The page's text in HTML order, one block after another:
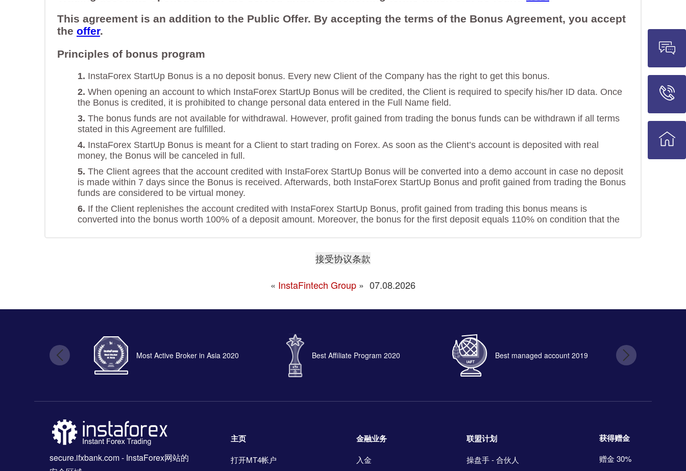
« InstaFintech Group » 07.08.2026
Most Active Broker in Asia 2020 Best Affiliate Program 2020 Best managed account 2019
secure.ifxbank.com- InstaForex网站的
主页
打开MT4帐户
金融业务
入金
联盟计划
操盘手 - 合伙人
获得赠金
赠金 30%